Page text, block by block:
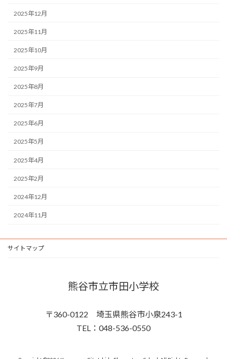
2025年12月
2025年11月
2025年10月
2025年9月
2025年8月
2025年7月
2025年6月
2025年5月
2025年4月
2025年2月
2024年12月
2024年11月
サイトマップ
熊谷市立市田小学校
〒360-0122 埼玉県熊谷市小泉243-1
TEL：048-536-0550